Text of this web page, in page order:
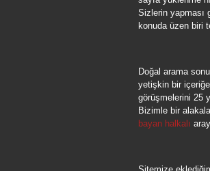
Sizlerin yapması
konuda üzen biri
Doğal arama
yetişkin bir
görüşmelerini 25
Bizimle bir
bayan halkalı